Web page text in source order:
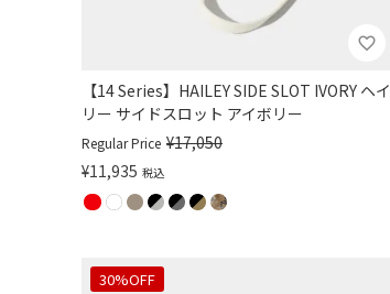
【14 Series】HAILEY SIDE SLOT IVORY ヘイ
リー サイドスロット アイボリー
Regular Price ¥17,050
¥11,935 税込
30%OFF